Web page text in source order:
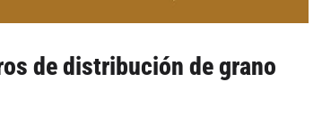
de distribución de grano